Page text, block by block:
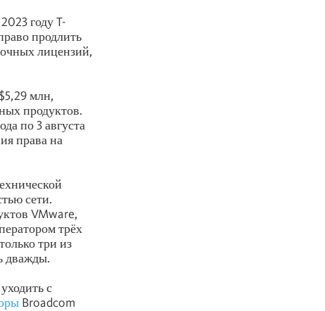
году T-
продлить
лицензий,
млн,
продуктов.
по 3 августа
права на
сети.
VMware,
трёх
три из
дважды.
с
Broadcom